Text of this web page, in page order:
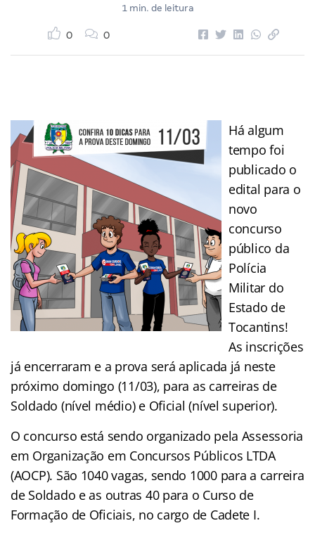
1 min. de leitura
0 0
Há algum
tempo foi
publicado o
edital para o
novo
concurso
público da
Polícia
Militar do
Estado de
Tocantins!
As inscrições
já encerraram e a prova será aplicada já neste
próximo domingo (11/03), para as carreiras de
Soldado (nível médio) e Oficial (nível superior).
O concurso está sendo organizado pela Assessoria
em Organização em Concursos Públicos LTDA
(AOCP). São 1040 vagas, sendo 1000 para a carreira
de Soldado e as outras 40 para o Curso de
Formação de Oficiais, no cargo de Cadete I.